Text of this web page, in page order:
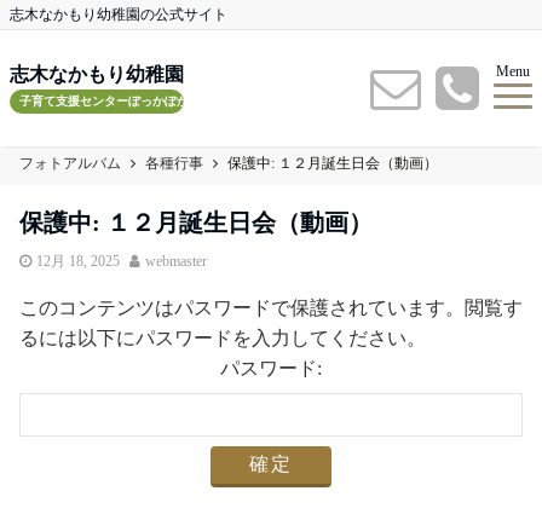
志木なかもり幼稚園の公式サイト
志木なかもり幼稚園
子育て支援センターぽっかぽかルーム
Menu
フォトアルバム 各種行事 保護中: １２月誕生日会（動画）
保護中: １２月誕生日会（動画）
12月 18, 2025 webmaster
このコンテンツはパスワードで保護されています。閲覧す
るには以下にパスワードを入力してください。
パスワード: